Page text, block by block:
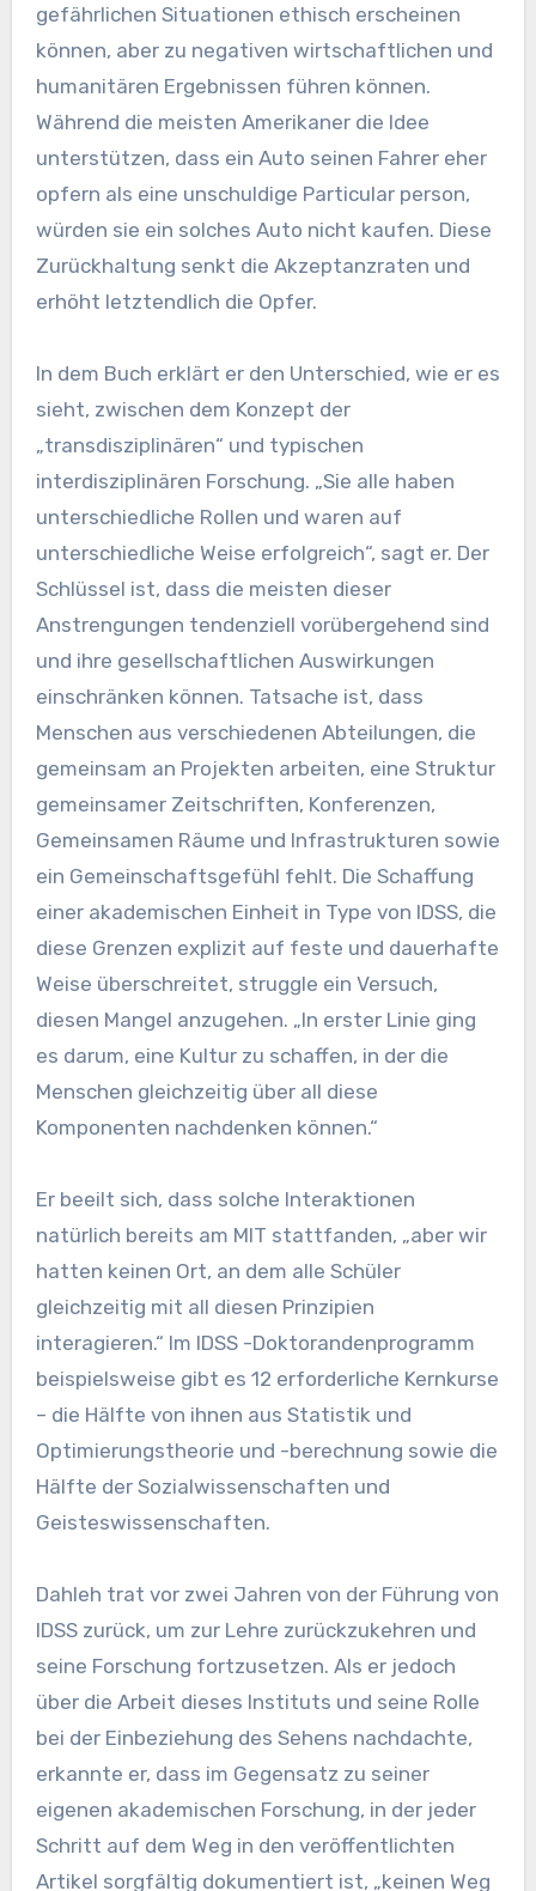
gefährlichen Situationen ethisch erscheinen
können, aber zu negativen wirtschaftlichen und
humanitären Ergebnissen führen können.
Während die meisten Amerikaner die Idee
unterstützen, dass ein Auto seinen Fahrer eher
opfern als eine unschuldige Particular person,
würden sie ein solches Auto nicht kaufen. Diese
Zurückhaltung senkt die Akzeptanzraten und
erhöht letztendlich die Opfer.
In dem Buch erklärt er den Unterschied, wie er es
sieht, zwischen dem Konzept der
„transdisziplinären“ und typischen
interdisziplinären Forschung. „Sie alle haben
unterschiedliche Rollen und waren auf
unterschiedliche Weise erfolgreich“, sagt er. Der
Schlüssel ist, dass die meisten dieser
Anstrengungen tendenziell vorübergehend sind
und ihre gesellschaftlichen Auswirkungen
einschränken können. Tatsache ist, dass
Menschen aus verschiedenen Abteilungen, die
gemeinsam an Projekten arbeiten, eine Struktur
gemeinsamer Zeitschriften, Konferenzen,
Gemeinsamen Räume und Infrastrukturen sowie
ein Gemeinschaftsgefühl fehlt. Die Schaffung
einer akademischen Einheit in Type von IDSS, die
diese Grenzen explizit auf feste und dauerhafte
Weise überschreitet, struggle ein Versuch,
diesen Mangel anzugehen. „In erster Linie ging
es darum, eine Kultur zu schaffen, in der die
Menschen gleichzeitig über all diese
Komponenten nachdenken können.“
Er beeilt sich, dass solche Interaktionen
natürlich bereits am MIT stattfanden, „aber wir
hatten keinen Ort, an dem alle Schüler
gleichzeitig mit all diesen Prinzipien
interagieren.“ Im IDSS -Doktorandenprogramm
beispielsweise gibt es 12 erforderliche Kernkurse
– die Hälfte von ihnen aus Statistik und
Optimierungstheorie und -berechnung sowie die
Hälfte der Sozialwissenschaften und
Geisteswissenschaften.
Dahleh trat vor zwei Jahren von der Führung von
IDSS zurück, um zur Lehre zurückzukehren und
seine Forschung fortzusetzen. Als er jedoch
über die Arbeit dieses Instituts und seine Rolle
bei der Einbeziehung des Sehens nachdachte,
erkannte er, dass im Gegensatz zu seiner
eigenen akademischen Forschung, in der jeder
Schritt auf dem Weg in den veröffentlichten
Artikel sorgfältig dokumentiert ist, „keinen Weg